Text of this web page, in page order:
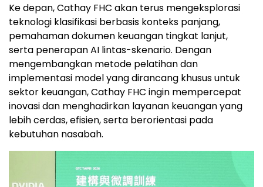
Ke depan, Cathay FHC akan terus mengeksplorasi
teknologi klasifikasi berbasis konteks panjang,
pemahaman dokumen keuangan tingkat lanjut,
serta penerapan AI lintas-skenario. Dengan
mengembangkan metode pelatihan dan
implementasi model yang dirancang khusus untuk
sektor keuangan, Cathay FHC ingin mempercepat
inovasi dan menghadirkan layanan keuangan yang
lebih cerdas, efisien, serta berorientasi pada
kebutuhan nasabah.